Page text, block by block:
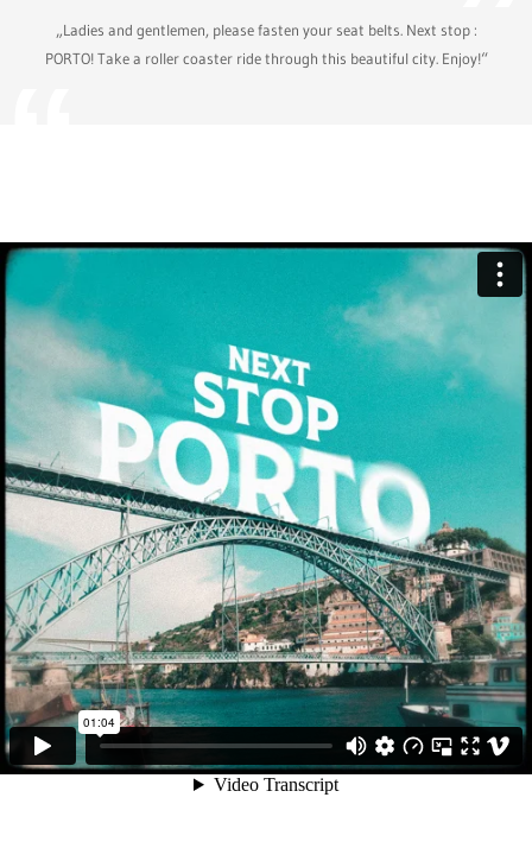
„Ladies and gentlemen, please fasten your seat belts. Next stop :
PORTO! Take a roller coaster ride through this beautiful city. Enjoy!“